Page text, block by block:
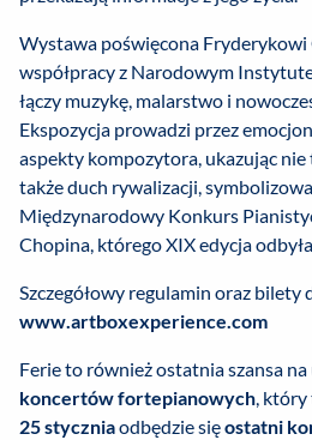
Wystawa poświęcona
współpracy z Narodowym
łączy muzykę, malarstwo i
Ekspozycja prowadzi przez
aspekty kompozytora, ukazując
także duch rywalizacji,
Międzynarodowy Konkurs
Chopina, którego XIX edycja
Szczegółowy regulamin oraz bilety
www.artboxexperience.com
Ferie to również ostatnia szansa
koncertów fortepianowych, który
25 styczniaodbędzie sięostatni